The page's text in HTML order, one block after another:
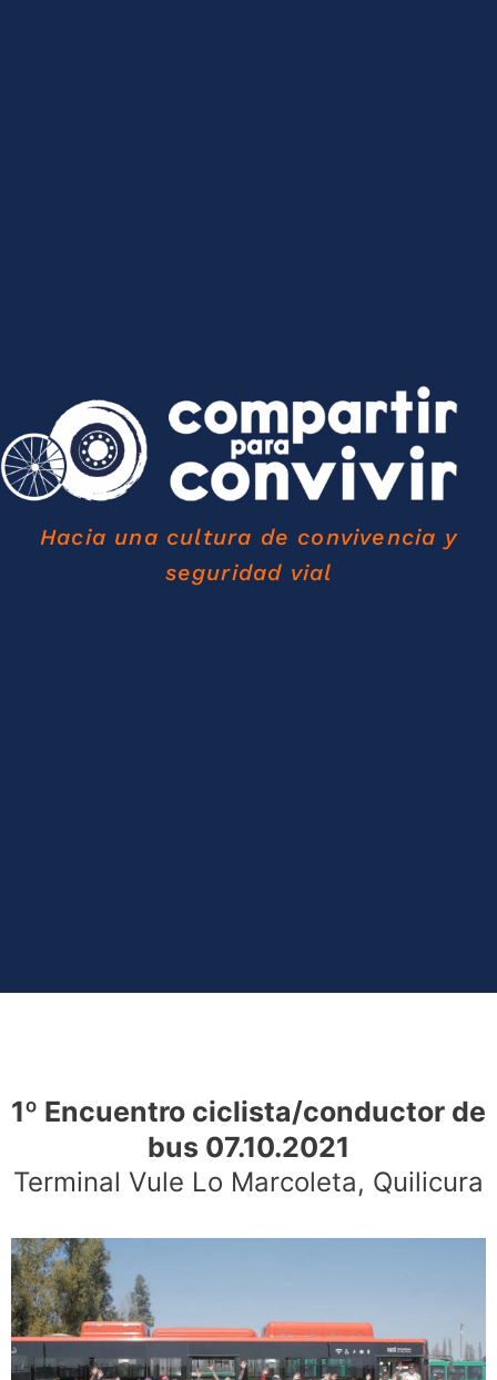
Hacia una cultura de convivencia y
seguridad vial
1º Encuentro ciclista/conductor de
bus 07.10.2021
Terminal Vule Lo Marcoleta, Quilicura